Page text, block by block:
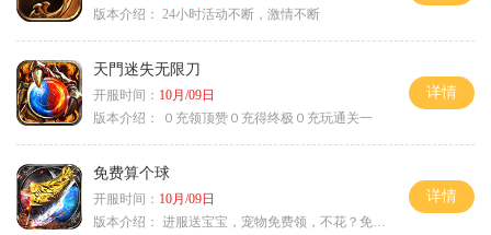
版本介绍： 24小时活动不断，激情不断
天門迷失无限刀
开服时间： 10月/09日
版本介绍：
０充领顶赞０充得终极０充玩通关一
详情
免费算个球
开服时间： 10月/09日
版本介绍： 进服送宝宝，宠物免费领，不花？免费通关！
详情